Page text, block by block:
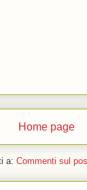
Home page
a: Commenti sul